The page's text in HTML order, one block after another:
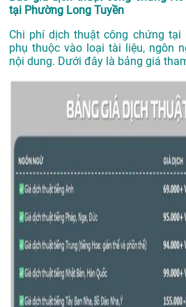
tại Phường Long Tuyền
Chi phí dịch thuật công chứng tại
phụ thuộc vào loại tài liệu, ngôn
nội dung. Dưới đây là bảng giá